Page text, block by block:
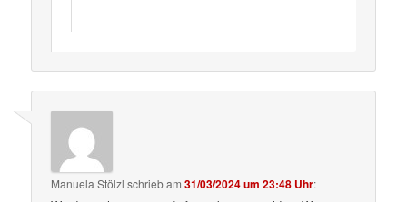
Manuela Stölzl schriebam31/03/2024 um 23:48 Uhr: